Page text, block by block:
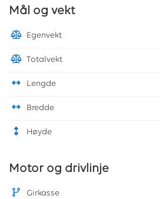
Mål og vekt
Egenvekt
Totalvekt
Lengde
Bredde
Høyde
Motor og drivlinje
Girkasse